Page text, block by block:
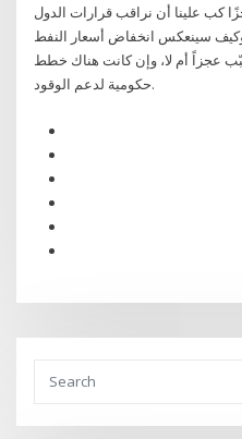
كب علينا أن نراقب قرارات الدول
وكيف سينعكس انخفاض أسعار النفط
عجزاً أم لا، وإن كانت هناك خطط
حكومية لدعم الوقود.